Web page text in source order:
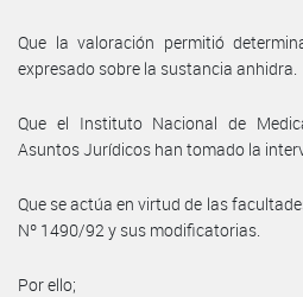
Que la valoración permitió
expresado sobre la sustancia anhidra.
Que el Instituto Nacional de
Asuntos Jurídicos han tomado la
Que se actúa en virtud de las
Nº 1490/92 y sus modificatorias.
Por ello;